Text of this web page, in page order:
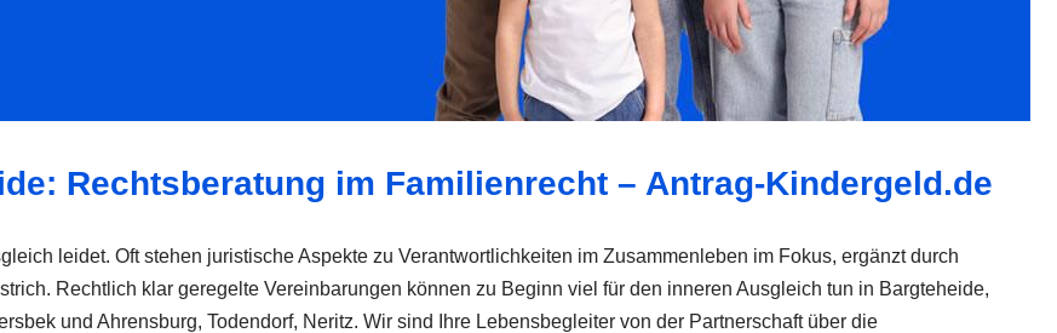
Rechtsberatung im Familienrecht – Antrag-Kindergeld.de
leidet. Oft stehen juristische Aspekte zu Verantwortlichkeiten im Zusammenleben im Fokus, ergänzt durch
Rechtlich klar geregelte Vereinbarungen können zu Beginn viel für den inneren Ausgleich tun in Bargteheide,
und Ahrensburg, Todendorf, Neritz. Wir sind Ihre Lebensbegleiter von der Partnerschaft über die